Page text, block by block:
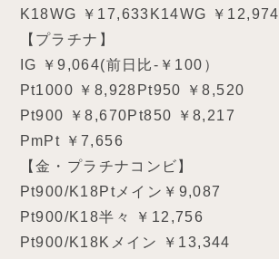
K18WG ￥17,633K14WG ￥12,974
【プラチナ】
IG ￥9,064(前日比-￥100）
Pt1000 ￥8,928Pt950 ￥8,520
Pt900 ￥8,670Pt850 ￥8,217
PmPt ￥7,656
【金・プラチナコンビ】
Pt900/K18Ptメイン￥9,087
Pt900/K18半々 ￥12,756
Pt900/K18Kメイン ￥13,344